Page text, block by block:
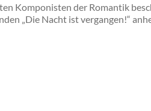
Komponisten der Romantik
„Die Nacht ist vergangen!“